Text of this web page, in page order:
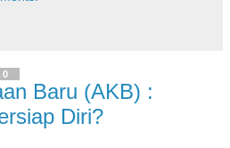
Baru (AKB) :
Diri?